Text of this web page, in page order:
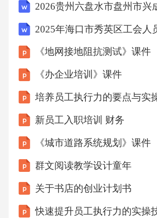
《地网接地阻抗测试》课件
《办企业培训》课件
培养员工执行力的要点与实
新员工入职培训 财务
《城市道路系统规划》课件
群文阅读教学设计童年
关于书店的创业计划书